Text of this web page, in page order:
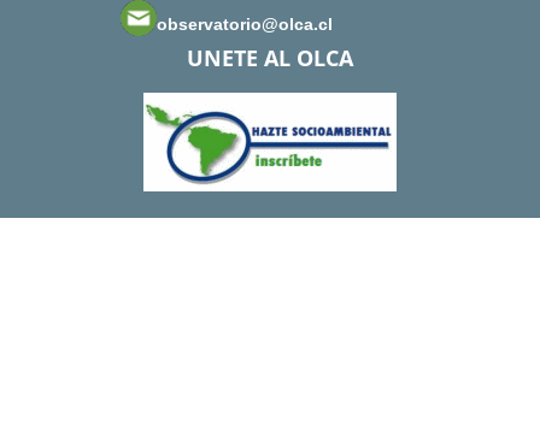
observatorio@olca.cl
UNETE AL OLCA